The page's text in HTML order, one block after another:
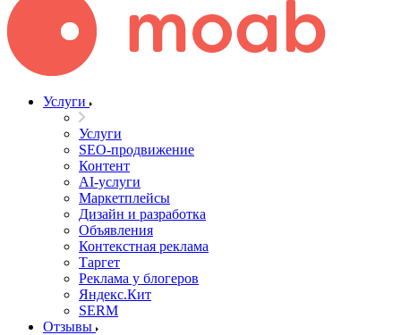
Услуги
Услуги
SEO-продвижение
Контент
AI-услуги
Маркетплейсы
Дизайн и разработка
Объявления
Контекстная реклама
Таргет
Реклама у блогеров
Яндекс.Кит
SERM
Отзывы